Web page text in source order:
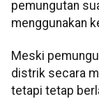
pemungutan
menggunakan
Meski
distrik secara
tetapi tetap